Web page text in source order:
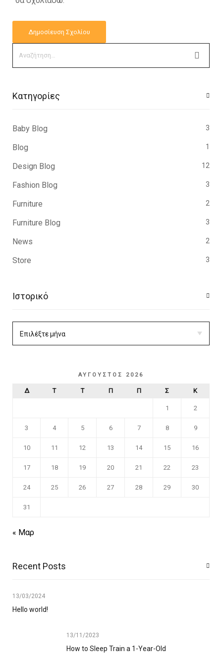
Kατηγορίες
Baby Blog 3
Blog 1
Design Blog 12
Fashion Blog 3
Furniture 2
Furniture Blog 3
News 2
Store 3
Ιστορικό
ΑΎΓΟΥΣΤΟΣ 2026
Δ Τ Τ Π Π Σ Κ
1 2
3 4 5 6 7 8 9
10 11 12 13 14 15 16
17 18 19 20 21 22 23
24 25 26 27 28 29 30
31
« Μαρ
Recent Posts
13/03/2024
Hello world!
13/11/2023
How to Sleep Train a 1-Year-Old